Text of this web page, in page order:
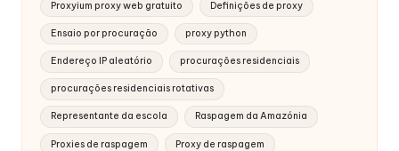
Proxyium proxy web gratuito Definições de proxy
Ensaio por procuração proxy python
Endereço IP aleatório procurações residenciais
procurações residenciais rotativas
Representante da escola Raspagem da Amazónia
Proxies de raspagem Proxy de raspagem